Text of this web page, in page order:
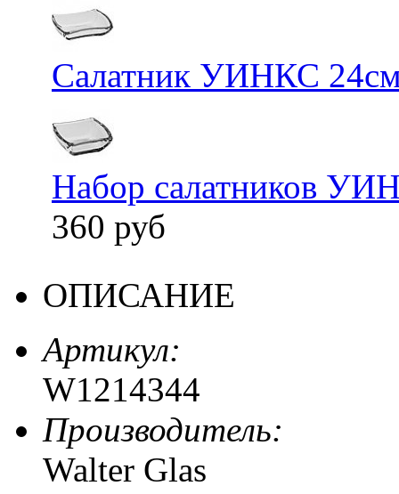
Салатник УИНКС
Набор салатников
360 руб
ОПИСАНИЕ
Артикул:
W1214344
Производитель:
Walter Glas